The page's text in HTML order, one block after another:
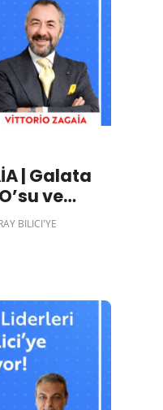
| Galata
ve
BILICI'YE